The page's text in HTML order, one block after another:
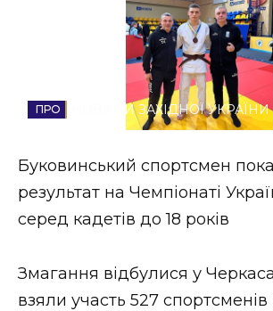
Стиль життя
Втрачений Ужгород
ЗАКАРПАТСЬКІ НОВИНИ
НОВИНИ ЗАХІДНОЇ УКРАЇНИ
Буковинський спортсмен
результат на Чемпіонаті
серед кадетів до 18 років
Змагання відбулися у
взяли участь 527 спортсменів